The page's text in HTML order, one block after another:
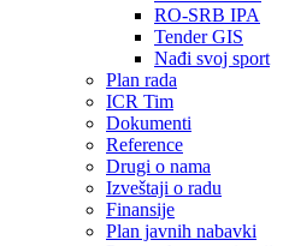
RO-SRB IPA
Tender GIS
Nađi svoj sport
Plan rada
ICR Tim
Dokumenti
Reference
Drugi o nama
Izveštaji o radu
Finansije
Plan javnih nabavki